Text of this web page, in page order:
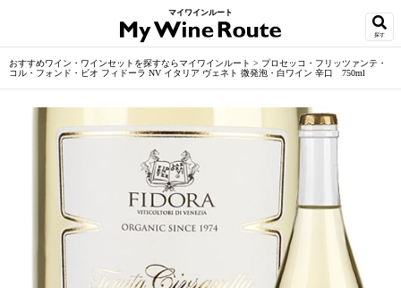
マイワインルート
探す
おすすめワイン・ワインセットを探すならマイワインルート > プロセッコ・フリッツァンテ・
コル・フォンド・ビオ フィドーラ NV イタリア ヴェネト 微発泡・白ワイン 辛口 750ml